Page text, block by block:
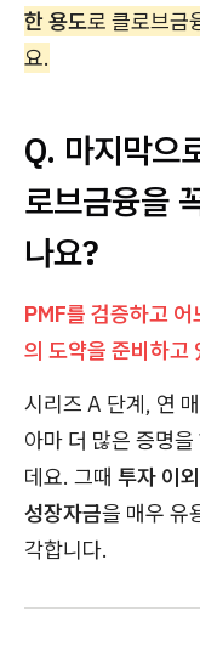
한 용도로 클로브금
요.
Q. 마지막으
로브금융을
나요?
PMF를 검증하고
의 도약을 준비하고
시리즈 A 단계, 연
아마 더 많은 증명
데요. 그때 투자 이
성장자금을 매우 유
각합니다.